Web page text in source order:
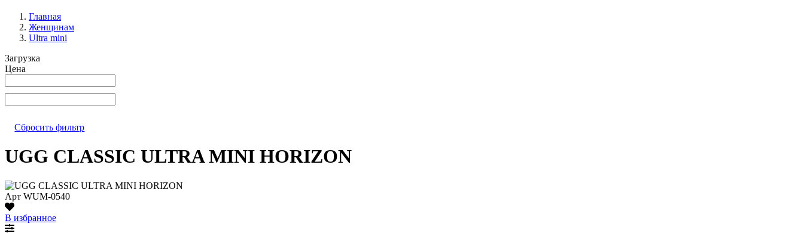
Главная
Женщинам
Ultra mini
Загрузка
Цена
Сбросить фильтр
UGG CLASSIC ULTRA MINI HORIZON
Арт WUM-0540
В избранное